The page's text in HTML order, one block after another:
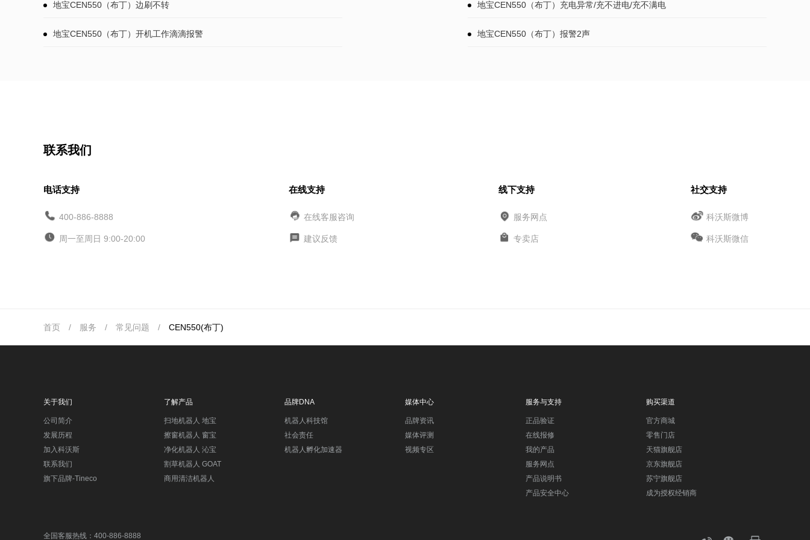
地宝CEN550（布丁）边刷不转 地宝CEN550（布丁）充电异常/充不进电/充不满电
地宝CEN550（布丁）开机工作滴滴报警 地宝CEN550（布丁）报警2声
联系我们
电话支持
400-886-8888
周一至周日 9:00-20:00
在线支持
在线客服咨询
建议反馈
线下支持
服务网点
专卖店
社交支持
科沃斯微博
科沃斯微信
首页 / 服务 / 常见问题 / CEN550(布丁)
关于我们
公司简介
发展历程
加入科沃斯
联系我们
旗下品牌-Tineco
了解产品
扫地机器人 地宝
擦窗机器人 窗宝
净化机器人 沁宝
割草机器人 GOAT
商用清洁机器人
品牌DNA
机器人科技馆
社会责任
机器人孵化加速器
媒体中心
品牌资讯
媒体评测
视频专区
服务与支持
正品验证
在线报修
我的产品
服务网点
产品说明书
产品安全中心
购买渠道
官方商城
零售门店
天猫旗舰店
京东旗舰店
苏宁旗舰店
成为授权经销商
全国客服热线：400-886-8888